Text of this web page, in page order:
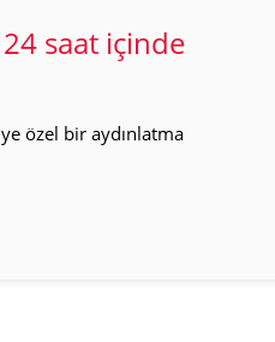
24 saat içinde
özel bir aydınlatma